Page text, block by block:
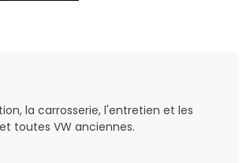
la carrosserie, l'entretien et les
toutes VW anciennes.